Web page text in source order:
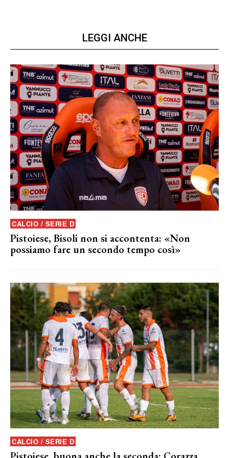
LEGGI ANCHE
CALCIO / SERIE D
Pistoiese, Bisoli non si accontenta: «Non
possiamo fare un secondo tempo così»
CALCIO / SERIE D